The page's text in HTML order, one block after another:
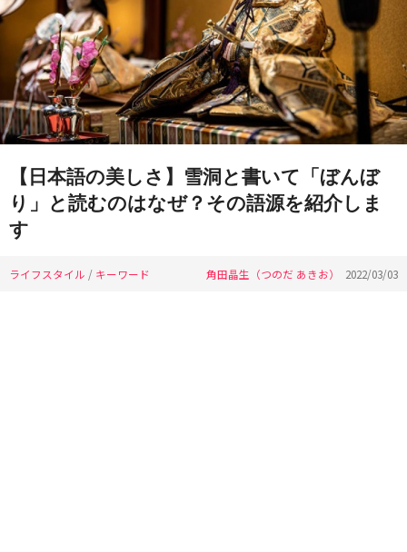
【日本語の美しさ】雪洞と書いて「ぼんぼ
り」と読むのはなぜ？その語源を紹介しま
す
ライフスタイル / キーワード 角田晶生（つのだ あきお） 2022/03/03